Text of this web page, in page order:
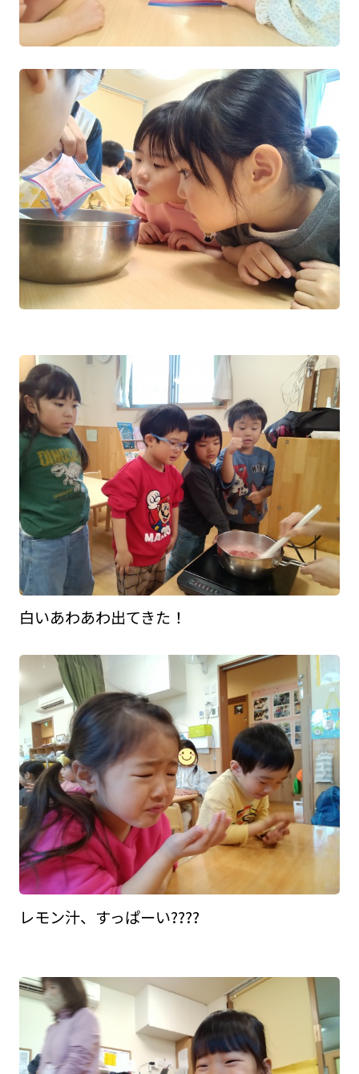
白いあわあわ出てきた！
レモン汁、すっぱーい????